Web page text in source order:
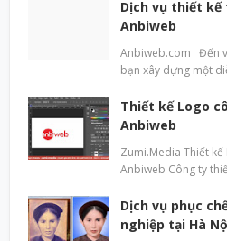
Dịch vụ thiết
Anbiweb
Anbiweb.com Đến
bạn xây dựng một
Thiết kế Logo
Anbiweb
Zumi.Media Thiết
Anbiweb Công ty
Dịch vụ phục
nghiệp tại Hà